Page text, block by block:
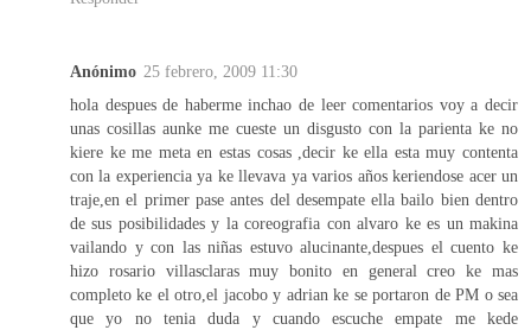
Anónimo 25 febrero, 2009 11:30
hola despues de haberme inchao de leer comentarios voy a decir
unas cosillas aunke me cueste un disgusto con la parienta ke no
kiere ke me meta en estas cosas ,decir ke ella esta muy contenta
con la experiencia ya ke llevava ya varios años keriendose acer un
traje,en el primer pase antes del desempate ella bailo bien dentro
de sus posibilidades y la coreografia con alvaro ke es un makina
vailando y con las niñas estuvo alucinante,despues el cuento ke
hizo rosario villasclaras muy bonito en general creo ke mas
completo ke el otro,el jacobo y adrian ke se portaron de PM o sea
que yo no tenia duda y cuando escuche empate me kede